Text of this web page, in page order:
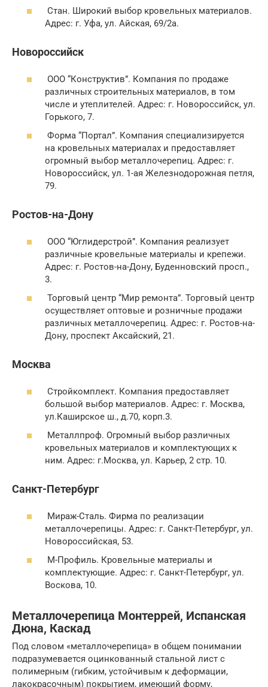
Стан. Широкий выбор кровельных материалов.
Адрес: г. Уфа, ул. Айская, 69/2а.
Новороссийск
ООО “Конструктив”. Компания по продаже
различных строительных материалов, в том
числе и утеплителей. Адрес: г. Новороссийск, ул.
Горького, 7.
Форма “Портал”. Компания специализируется
на кровельных материалах и предоставляет
огромный выбор металлочерепиц. Адрес: г.
Новороссийск, ул. 1-ая Железнодорожная петля,
79.
Ростов-на-Дону
ООО “Юглидерстрой”. Компания реализует
различные кровельные материалы и крепежи.
Адрес: г. Ростов-на-Дону, Буденновский просп.,
3.
Торговый центр “Мир ремонта”. Торговый центр
осуществляет оптовые и розничные продажи
различных металлочерепиц. Адрес: г. Ростов-на-
Дону, проспект Аксайский, 21.
Москва
Стройкомплект. Компания предоставляет
большой выбор материалов. Адрес: г. Москва,
ул.Каширское ш., д.70, корп.3.
Металлпроф. Огромный выбор различных
кровельных материалов и комплектующих к
ним. Адрес: г.Москва, ул. Карьер, 2 стр. 10.
Санкт-Петербург
Мираж-Сталь. Фирма по реализации
металлочерепицы. Адрес: г. Санкт-Петербург, ул.
Новороссийская, 53.
М-Профиль. Кровельные материалы и
комплектующие. Адрес: г. Санкт-Петербург, ул.
Воскова, 10.
Металлочерепица Монтеррей, Испанская
Дюна, Каскад
Под словом «металлочерепица» в общем понимании
подразумевается оцинкованный стальной лист с
полимерным (гибким, устойчивым к деформации,
лакокрасочным) покрытием, имеющий форму,